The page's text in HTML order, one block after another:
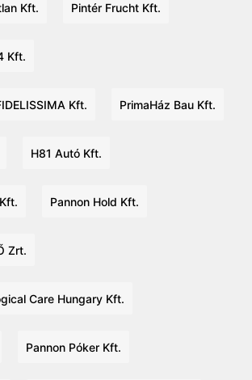
Kft. Pintér Frucht Kft.
Kft.
Kft. PrimaHáz Bau Kft.
H81 Autó Kft.
Pannon Hold Kft.
Zrt.
Care Hungary Kft.
Pannon Póker Kft.